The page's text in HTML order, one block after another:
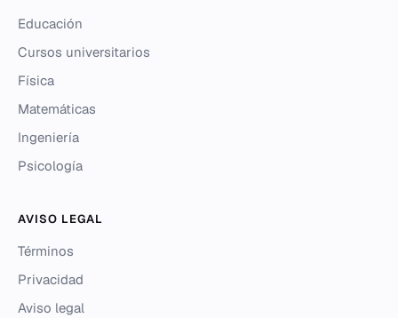
Educación
Cursos universitarios
Física
Matemáticas
Ingeniería
Psicología
AVISO LEGAL
Términos
Privacidad
Aviso legal